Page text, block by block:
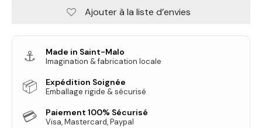
Ajouter à la liste d’envies
⚓ Made in Saint-Malo
Imagination & fabrication locale
📦 Expédition Soignée
Emballage rigide & sécurisé
💳 Paiement 100% Sécurisé
Visa, Mastercard, Paypal